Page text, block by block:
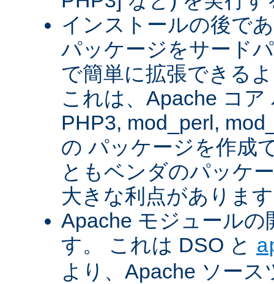
インストールの後で
パッケージをサード
で簡単に拡張できる
これは、Apache コ
PHP3, mod_perl,
の パッケージを作成
ともベンダのパッケ
大きな利点がありま
Apache モジュール
す。 これは DSO と
より、Apache ソー